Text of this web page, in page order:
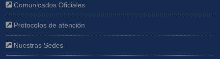
Comunicados Oficiales
Protocolos de atención
Nuestras Sedes